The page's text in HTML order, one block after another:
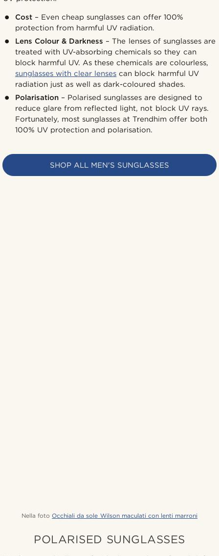
Cost– Even cheap sunglasses can offer 100%
protection from harmful UV radiation.
Lens Colour & Darkness – The lenses of sunglasses are
treated with UV-absorbing chemicals so they can
block harmful UV. As these chemicals are colourless,
sunglasses with clear lenses can block harmful UV
radiation just as well as dark-coloured shades.
Polarisation– Polarised sunglasses are designed to
reduce glare from reflected light, not block UV rays.
Fortunately, most sunglasses at Trendhim offer both
100% UV protection and polarisation.
SHOP ALL MEN'S SUNGLASSES
Nella foto Occhiali da sole Wilson maculati con lenti marroni
POLARISED SUNGLASSES